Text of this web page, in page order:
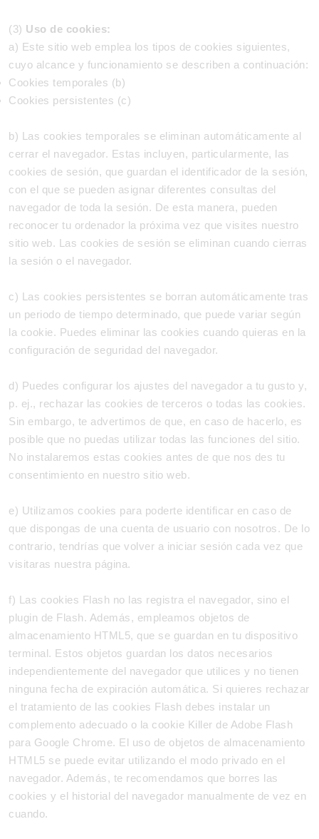
(3) Uso de cookies:
a) Este sitio web emplea los tipos de cookies siguientes,
cuyo alcance y funcionamiento se describen a continuación:
Cookies temporales (b)
Cookies persistentes (c)
b) Las cookies temporales se eliminan automáticamente al
cerrar el navegador. Estas incluyen, particularmente, las
cookies de sesión, que guardan el identificador de la sesión,
con el que se pueden asignar diferentes consultas del
navegador de toda la sesión. De esta manera, pueden
reconocer tu ordenador la próxima vez que visites nuestro
sitio web. Las cookies de sesión se eliminan cuando cierras
la sesión o el navegador.
c) Las cookies persistentes se borran automáticamente tras
un periodo de tiempo determinado, que puede variar según
la cookie. Puedes eliminar las cookies cuando quieras en la
configuración de seguridad del navegador.
d) Puedes configurar los ajustes del navegador a tu gusto y,
p. ej., rechazar las cookies de terceros o todas las cookies.
Sin embargo, te advertimos de que, en caso de hacerlo, es
posible que no puedas utilizar todas las funciones del sitio.
No instalaremos estas cookies antes de que nos des tu
consentimiento en nuestro sitio web.
e) Utilizamos cookies para poderte identificar en caso de
que dispongas de una cuenta de usuario con nosotros. De lo
contrario, tendrías que volver a iniciar sesión cada vez que
visitaras nuestra página.
f) Las cookies Flash no las registra el navegador, sino el
plugin de Flash. Además, empleamos objetos de
almacenamiento HTML5, que se guardan en tu dispositivo
terminal. Estos objetos guardan los datos necesarios
independientemente del navegador que utilices y no tienen
ninguna fecha de expiración automática. Si quieres rechazar
el tratamiento de las cookies Flash debes instalar un
complemento adecuado o la cookie Killer de Adobe Flash
para Google Chrome. El uso de objetos de almacenamiento
HTML5 se puede evitar utilizando el modo privado en el
navegador. Además, te recomendamos que borres las
cookies y el historial del navegador manualmente de vez en
cuando.